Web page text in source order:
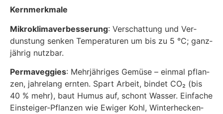
Kern­merk­ma­le
Mikro­kli­ma­ver­bes­se­rung: Ver­schat­tung und Ver­
duns­tung sen­ken Tem­pe­ra­tu­ren um bis zu 5 °C; ganz­
jäh­rig nutz­bar.
Per­ma­veggies: Mehr­jäh­ri­ges Gemü­se – ein­mal pflan­
zen, jah­re­lang ern­ten. Spart Arbeit, bin­det CO₂ (bis
40 % mehr), baut Humus auf, schont Was­ser. Ein­fa­che
Ein­stei­ger-Pflan­zen wie Ewi­ger Kohl, Win­ter­he­cken­